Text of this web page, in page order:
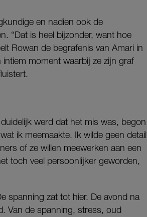
en nadien ook de
“Dat is heel bijzonder, want hoe
Rowan de begrafenis van Amari in
moment waarbij ze zijn graf
werd dat het mis was, begon
ik meemaakte. Ik wilde geen detail
of ze willen meewerken aan een
toch veel persoonlijker geworden,
spanning zat tot hier. De avond na
Van de spanning, stress, oud